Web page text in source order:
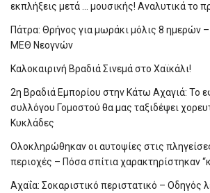
εκπλήξεις μετά … μουσικής! Αναλυτικά το
Πάτρα: Θρήνος για μωράκι μόλις 8 ημερών
ΜΕΘ Νεογνών
Καλοκαιρινή Βραδιά Σινεμά στο Χαϊκάλι!
2η Βραδιά Εμπορίου στην Κάτω Αχαγιά: Το
συλλόγου Γομοστού θα μας ταξιδέψει
Κυκλάδες
Ολοκληρώθηκαν οι αυτοψίες στις
περιοχές – Πόσα σπίτια χαρακτηρίστηκαν
Αχαΐα: Σοκαριστικό περιστατικό – Οδηγός